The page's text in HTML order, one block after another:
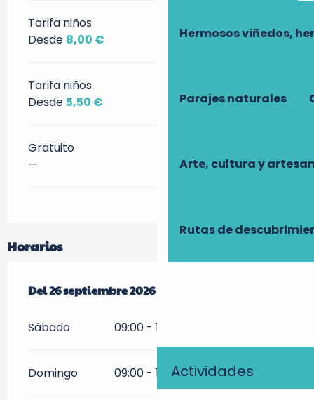
Hermosos viñedos,
Parajes naturales
Arte, cultura y
Rutas de
Actividades
Tarifa niños
Desde 8,00 €
Tarifa niños
Desde 5,50 €
Gratuito
—
Horarios
Del26 septiembre 2026
Del26 septiembre 2026
Sábado 09:00 - 19:00
Domingo 09:00 - 19:00